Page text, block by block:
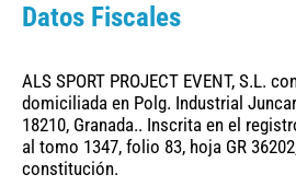
Datos Fiscales
ALS SPORT PROJECT EVENT, S.L.
domiciliada en Polg. Industrial
18210, Granada.. Inscrita en el
al tomo 1347, folio 83, hoja GR
constitución.